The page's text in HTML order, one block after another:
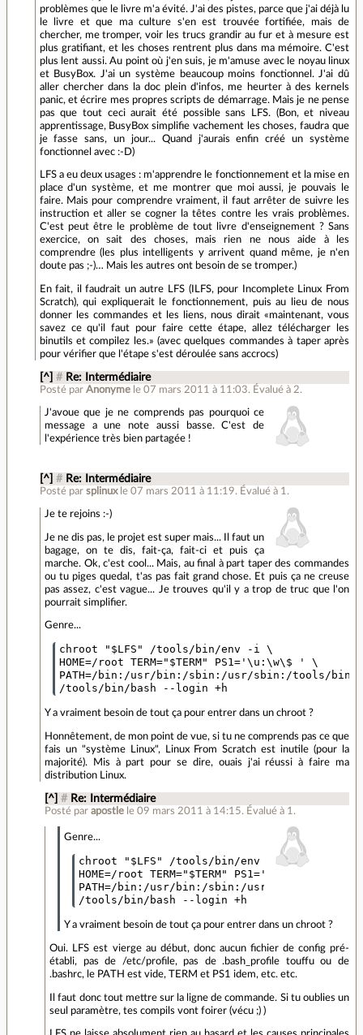
problèmes que le livre m'a évité. J'ai des pistes, parce que j'ai déjà lu
le livre et que ma culture s'en est trouvée fortifiée, mais de
chercher, me tromper, voir les trucs grandir au fur et à mesure est
plus gratifiant, et les choses rentrent plus dans ma mémoire. C'est
plus lent aussi. Au point où j'en suis, je m'amuse avec le noyau linux
et BusyBox. J'ai un système beaucoup moins fonctionnel. J'ai dû
aller chercher dans la doc plein d'infos, me heurter à des kernels
panic, et écrire mes propres scripts de démarrage. Mais je ne pense
pas que tout ceci aurait été possible sans LFS. (Bon, et niveau
apprentissage, BusyBox simplifie vachement les choses, faudra que
je fasse sans, un jour... Quand j'aurais enfin créé un système
fonctionnel avec :-D)
LFS a eu deux usages : m'apprendre le fonctionnement et la mise en
place d'un système, et me montrer que moi aussi, je pouvais le
faire. Mais pour comprendre vraiment, il faut arrêter de suivre les
instruction et aller se cogner la têtes contre les vrais problèmes.
C'est peut être le problème de tout livre d'enseignement ? Sans
exercice, on sait des choses, mais rien ne nous aide à les
comprendre (les plus intelligents y arrivent quand même, je n'en
doute pas ;-)… Mais les autres ont besoin de se tromper.)
En fait, il faudrait un autre LFS (ILFS, pour Incomplete Linux From
Scratch), qui expliquerait le fonctionnement, puis au lieu de nous
donner les commandes et les liens, nous dirait «maintenant, vous
savez ce qu'il faut pour faire cette étape, allez télécharger les
binutils et compilez les.» (avec quelques commandes à taper après
pour vérifier que l'étape s'est déroulée sans accrocs)
[^] # Re: Intermédiaire
Posté par Anonyme le 07 mars 2011 à 11:03. Évalué à 2.
J'avoue que je ne comprends pas pourquoi ce
message a une note aussi basse. C'est de
l'expérience très bien partagée !
[^] # Re: Intermédiaire
Posté par splinux le 07 mars 2011 à 11:19. Évalué à 1 .
Je te rejoins :-)
Je ne dis pas, le projet est super mais... Il faut un
bagage, on te dis, fait-ça, fait-ci et puis ça
marche. Ok, c'est cool... Mais, au final à part taper des commandes
ou tu piges quedal, t'as pas fait grand chose. Et puis ça ne creuse
pas assez, c'est vague... Je trouves qu'il y a trop de truc que l'on
pourrait simplifier.
Genre...
chroot "$LFS" /tools/bin/env -i \
HOME=/root TERM="$TERM" PS1='\u:\w\$ ' \
PATH=/bin:/usr/bin:/sbin:/usr/sbin:/tools/bin \
Y a vraiment besoin de tout ça pour entrer dans un chroot ?
Honnêtement, de mon point de vue, si tu ne comprends pas ce que
fais un "système Linux", Linux From Scratch est inutile (pour la
majorité). Mis à part pour se dire, ouais j'ai réussi à faire ma
distribution Linux.
[^] # Re: Intermédiaire
Posté parapostle le 09 mars 2011 à 14:15. Évalué à 1 .
Genre...
chroot "$LFS" /tools/bin/env -i \
HOME=/root TERM="$TERM" PS1='\u:\w\$ ' \
PATH=/bin:/usr/bin:/sbin:/usr/sbin:/tools/
Y a vraiment besoin de tout ça pour entrer dans un chroot ?
Oui. LFS est vierge au début, donc aucun fichier de config pré-
établi, pas de /etc/profile, pas de .bash_profile touffu ou de
.bashrc, le PATH est vide, TERM et PS1 idem, etc. etc.
Il faut donc tout mettre sur la ligne de commande. Si tu oublies un
seul paramètre, tes compils vont foirer (vécu ;) )